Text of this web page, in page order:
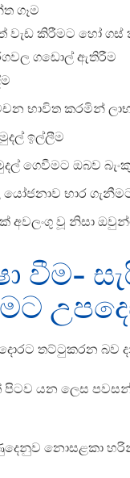
ගෑම
වැඩ කිරීමට හෝ ගස්
ගඩොල් ඇතිරීම
භාවිත කරමින්
ඉල්ලීම
ගෙවීමට ඔබව
භාර
අවලංගු වූ නිසා
වීම-
තට්ටුකරන බව
යන ලෙස
නොසළකා